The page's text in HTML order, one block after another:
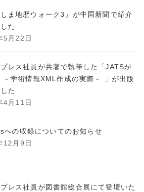
しま地歴ウォーク3」が中国新聞で紹介
た
5月22日
レス社員が共著で執筆した「JATSが
－学術情報XML作成の実際－ 」が出版
た
4月11日
への収録についてのお知らせ
12月9日
レス社員が図書館総合展にて登壇いた